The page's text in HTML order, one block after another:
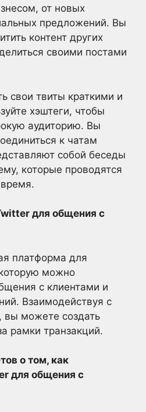
от новых
предложений. Вы
контент других
своими постами
свои твиты краткими и
хэштеги, чтобы
аудиторию. Вы
к чатам
собой беседы
которые проводятся
для общения с
платформа для
можно
с клиентами и
Взаимодействуя с
вы можете создать
рамки транзакций.
о том, как
для общения с